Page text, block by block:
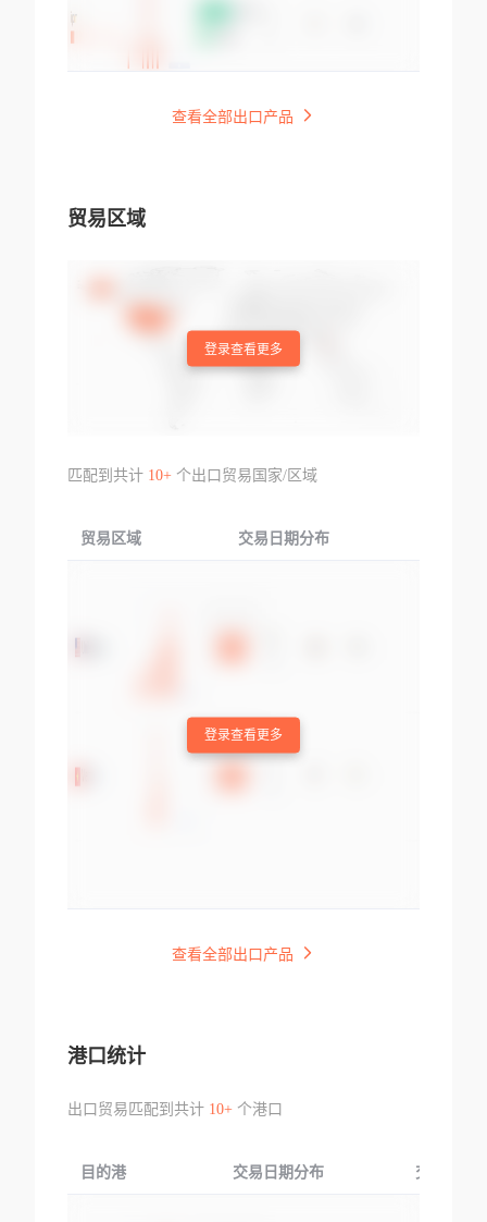
查看全部出口产品
贸易区域
登录查看更多
匹配到共计 10+个出口贸易国家/区域
贸易区域 交易日期分布
登录查看更多
查看全部出口产品
港口统计
出口贸易匹配到共计 10+个港口
目的港 交易日期分布 交易产品